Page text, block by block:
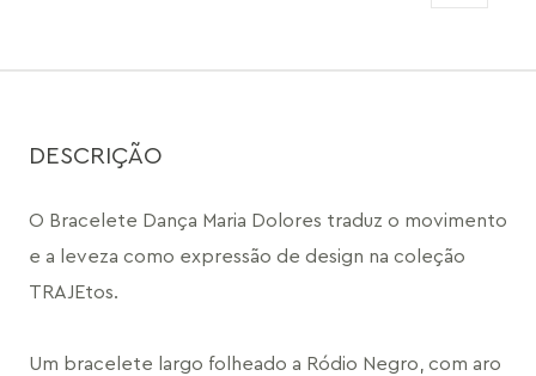
DESCRIÇÃO
O Bracelete Dança Maria Dolores traduz o movimento
e a leveza como expressão de design na coleção
TRAJEtos.
Um bracelete largo folheado a Ródio Negro, com aro